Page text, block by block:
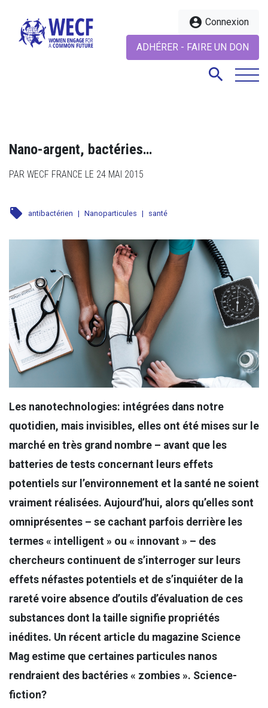
account_circle Connexion
ADHÉRER - FAIRE UN DON
search
Nano-argent, bactéries…
PAR WECF FRANCE LE 24 MAI 2015
local_offer antibactérien | Nanoparticules | santé
Les nanotechnologies: intégrées dans notre
quotidien, mais invisibles, elles ont été mises sur le
marché en très grand nombre – avant que les
batteries de tests concernant leurs effets
potentiels sur l’environnement et la santé ne soient
vraiment réalisées. Aujourd’hui, alors qu’elles sont
omniprésentes – se cachant parfois derrière les
termes « intelligent » ou « innovant » – des
chercheurs continuent de s’interroger sur leurs
effets néfastes potentiels et de s’inquiéter de la
rareté voire absence d’outils d’évaluation de ces
substances dont la taille signifie propriétés
inédites. Un récent article du magazine Science
Mag estime que certaines particules nanos
rendraient des bactéries « zombies ». Science-
fiction?